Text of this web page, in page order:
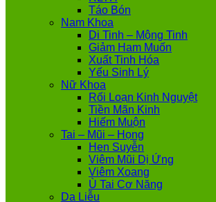
Táo Bón
Nam Khoa
Di Tinh – Mộng Tinh
Giảm Ham Muốn
Xuất Tinh Hóa
Yếu Sinh Lý
Nữ Khoa
Rối Loạn Kinh Nguyệt
Tiền Mãn Kinh
Hiếm Muộn
Tai – Mũi – Họng
Hen Suyễn
Viêm Mũi Dị Ứng
Viêm Xoang
Ù Tai Cơ Năng
Da Liễu